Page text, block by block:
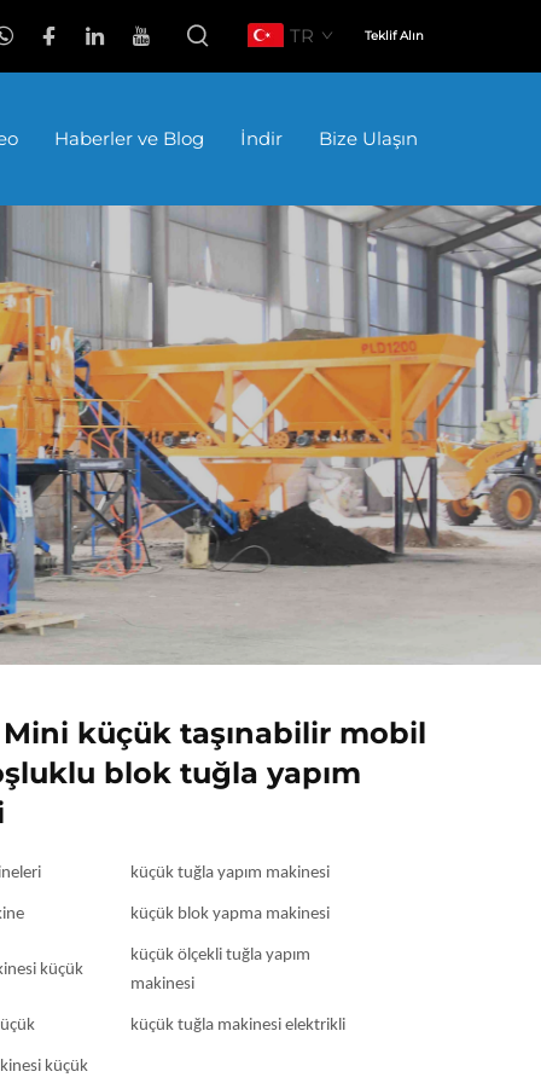
TR Teklif Alın
Haberler ve Blog İndir Bize Ulaşın
Mini küçük taşınabilir mobil
blok tuğla yapım
küçük tuğla yapım makinesi
küçük blok yapma makinesi
küçük
küçük ölçekli tuğla yapım
makinesi
küçük tuğla makinesi elektrikli
küçük